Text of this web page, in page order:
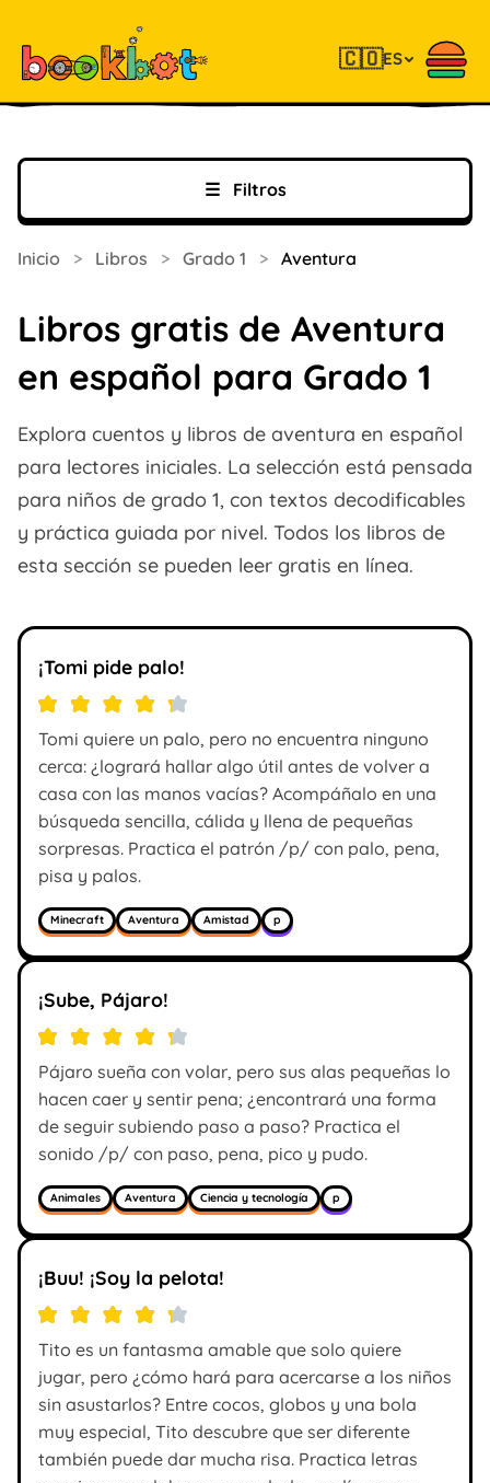
🇨🇴ES
☰ Filtros
Inicio > Libros > Grado 1 > Aventura
Libros gratis de Aventura
en español para Grado 1
Explora cuentos y libros de aventura en español
para lectores iniciales. La selección está pensada
para niños de grado 1, con textos decodificables
y práctica guiada por nivel. Todos los libros de
esta sección se pueden leer gratis en línea.
¡Tomi pide palo!
Tomi quiere un palo, pero no encuentra ninguno
cerca: ¿logrará hallar algo útil antes de volver a
casa con las manos vacías? Acompáñalo en una
búsqueda sencilla, cálida y llena de pequeñas
sorpresas. Practica el patrón /p/ con palo, pena,
pisa y palos.
Minecraft Aventura Amistad p
¡Sube, Pájaro!
Pájaro sueña con volar, pero sus alas pequeñas lo
hacen caer y sentir pena; ¿encontrará una forma
de seguir subiendo paso a paso? Practica el
sonido /p/ con paso, pena, pico y pudo.
Animales Aventura Ciencia y tecnología p
¡Buu! ¡Soy la pelota!
Tito es un fantasma amable que solo quiere
jugar, pero ¿cómo hará para acercarse a los niños
sin asustarlos? Entre cocos, globos y una bola
muy especial, Tito descubre que ser diferente
también puede dar mucha risa. Practica letras